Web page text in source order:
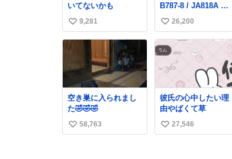
いてないかも
い
い
ね
数
9,281
B787-8 / JA818A 使
用機到着遅れにつき
「安全に支障ない範
囲で1分1秒でも遅延
回復に努めておりま
す」と機長の気合い
十分！ が、フライト
は順調に進みすぎ…
「飛ばしすぎたせい
か現在奈良県上空で
の待機を命じられて
おります」 でコンソ
メスープ吹き出しそ
い
い
ね
26,200
空き巣に入られまし
た🤣🤣🤣
い
58,763
彼氏の心中したい理
由やばくて草
い
27,546